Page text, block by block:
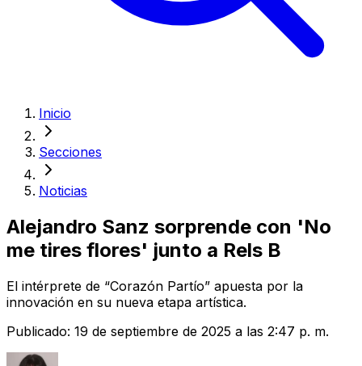
Inicio
Secciones
Noticias
Alejandro Sanz sorprende con 'No
me tires flores' junto a Rels B
El intérprete de “Corazón Partío” apuesta por la
innovación en su nueva etapa artística.
Publicado: 19 de septiembre de 2025 a las 2:47 p. m.